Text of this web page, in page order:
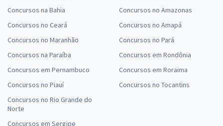
Concursos na Bahia
Concursos no Ceará
Concursos no Maranhão
Concursos na Paraíba
Concursos em Pernambuco
Concursos no Piauí
Concursos no Rio Grande do
Norte
Concursos em Sergipe
Concursos no Amazonas
Concursos no Amapá
Concursos no Pará
Concursos em Rondônia
Concursos em Roraima
Concursos no Tocantins